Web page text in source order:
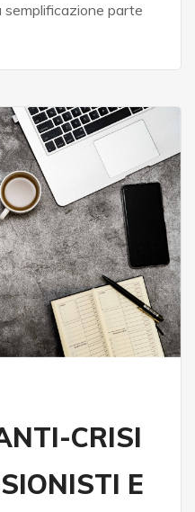
parte
CRISI
E